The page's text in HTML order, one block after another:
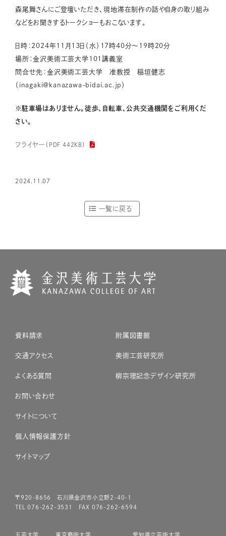
森尾舞さんにご登壇いただき、現地滞在制作の話や自身の取り組み
などをお聞きするトークショーもおこないます。
日時：2024年11月13日（水）17時40分～19時20分
場所：金沢美術工芸大学101講義室
問合せ先：金沢美術工芸大学 准教授 稲垣健志
（inagaki@kanazawa-bidai.ac.jp）
※駐車場はありません。徒歩、自転車、公共交通機関をご利用くだ
さい。
フライヤー （PDF 442KB）
2024.11.07
一覧に戻る
資料請求
交通アクセス
よくある質問
お問い合わせ
サイトについて
個人情報保護方針
サイトマップ
附属図書館
美術工芸研究所
柳宗理記念デザイン研究所
〒920-8656 石川県金沢市小立野2-40-1
TEL 076-262-3531 FAX 076-262-6594
五芸大学 東京藝術大学 愛知県立芸術大学